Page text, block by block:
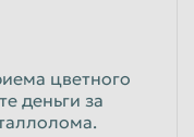
цветного
деньги за